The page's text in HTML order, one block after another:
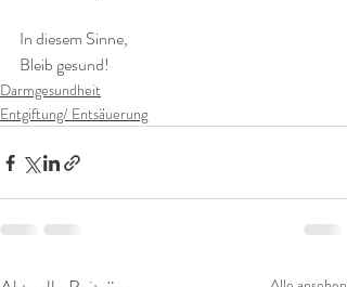
In diesem Sinne,
Bleib gesund!
Darmgesundheit
Entgiftung/ Entsäuerung